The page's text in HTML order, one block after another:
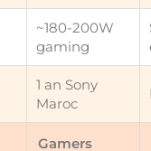
~180-200W
gaming
1 an Sony
Maroc
Gamers